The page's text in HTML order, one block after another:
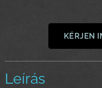
KÉRJEN
Leírás